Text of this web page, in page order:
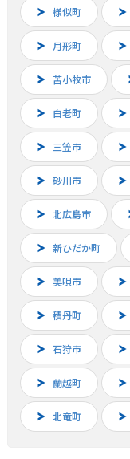
様似町
月形町
苫小牧市
白老町
三笠市
砂川市
北広島市
新ひだか町
美唄市
積丹町
石狩市
蘭越町
北竜町